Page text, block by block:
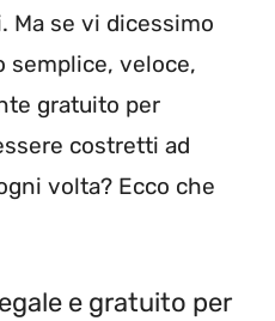
Ma se vi dicessimo
semplice, veloce,
gratuito per
costretti ad
volta? Ecco che
e gratuito per